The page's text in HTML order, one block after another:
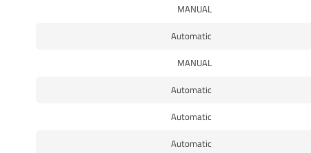
MANUAL
Automatic
MANUAL
Automatic
Automatic
Automatic